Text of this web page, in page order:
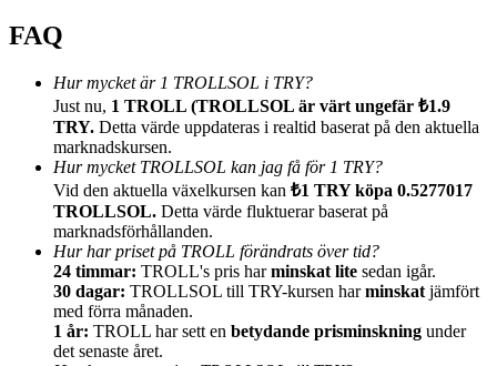
Hänvisning
Bjud in en vän för att få kontantbelöningar
BTC Welcome Rewards
FAQ
Hur mycket är 1 TROLLSOL i TRY?
Just nu, 1 TROLL (TROLLSOL är värt ungefär ₺1.9
TRY. Detta värde uppdateras i realtid baserat på den aktuella
marknadskursen.
Hur mycket TROLLSOL kan jag få för 1 TRY?
Vid den aktuella växelkursen kan ₺1 TRY köpa 0.5277017
TROLLSOL. Detta värde fluktuerar baserat på
marknadsförhållanden.
Hur har priset på TROLL förändrats över tid?
24 timmar: TROLL's pris harminskat lite sedan igår.
30 dagar: TROLLSOL till TRY-kursen harminskat jämfört
med förra månaden.
1 år: TROLL har sett en betydande prisminskning under
det senaste året.